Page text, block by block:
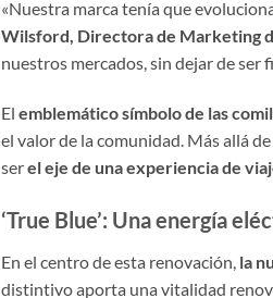
«Nuestra marca tenía que
Wilsford, Directora de Marketing
nuestros mercados, sin dejar de ser
El emblemático símbolo de las
el valor de la comunidad. Más allá
serel eje de una experiencia de
‘True Blue’: Una energía
En el centro de esta renovación, la
distintivo aporta una vitalidad